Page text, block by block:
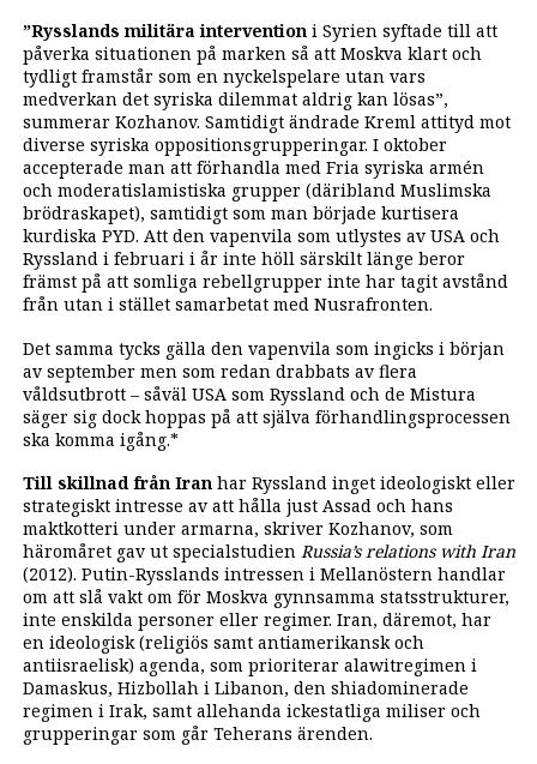
”Rysslands militära interventioni Syrien syftade till att
påverka situationen på marken så att Moskva klart och
tydligt framstår som en nyckelspelare utan vars
medverkan det syriska dilemmat aldrig kan lösas”,
summerar Kozhanov. Samtidigt ändrade Kreml attityd mot
diverse syriska oppositionsgrupperingar. I oktober
accepterade man att förhandla med Fria syriska armén
och moderat­islamistiska grupper (däribland Muslimska
brödraskapet), samtidigt som man började kurtisera
kurdiska PYD. Att den vapenvila som utlystes av USA och
Ryssland i februari i år inte höll särskilt länge beror
främst på att somliga rebellgrupper inte har tagit avstånd
från utan i stället samarbetat med Nusrafronten.
Det samma tycks gälla den vapenvila som ingicks i början
av september men som redan drabbats av flera
våldsutbrott – såväl USA som Ryssland och de Mistura
säger sig dock hoppas på att själva förhandlingsprocessen
ska komma igång.*
Till skillnad från Iranhar Ryssland ­inget ideologiskt eller
strategiskt ­intresse av att hålla just Assad och hans
maktkotteri under armarna, skriver Kozhanov, som
häromåret gav ut specialstudien Russia’s relations with Iran
(2012). Putin-Rysslands intressen i Mellanöstern handlar
om att slå vakt om för Moskva gynnsamma statsstrukturer,
inte enskilda personer eller regimer. Iran, däremot, har
en ideologisk (religiös samt antiamerikansk och
antiisraelisk) agenda, som prioriterar alawitregimen i
Damaskus, ­Hizbollah i Libanon, den shiadominerade
regimen i Irak, samt allehanda ickestatliga miliser och
grupperingar som går Teherans ärenden.